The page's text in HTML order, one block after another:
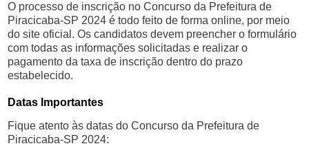
O processo de inscrição no Concurso da Prefeitura de
Piracicaba-SP 2024 é todo feito de forma online, por meio
do site oficial. Os candidatos devem preencher o formulário
com todas as informações solicitadas e realizar o
pagamento da taxa de inscrição dentro do prazo
estabelecido.
Datas Importantes
Fique atento às datas do Concurso da Prefeitura de
Piracicaba-SP 2024: